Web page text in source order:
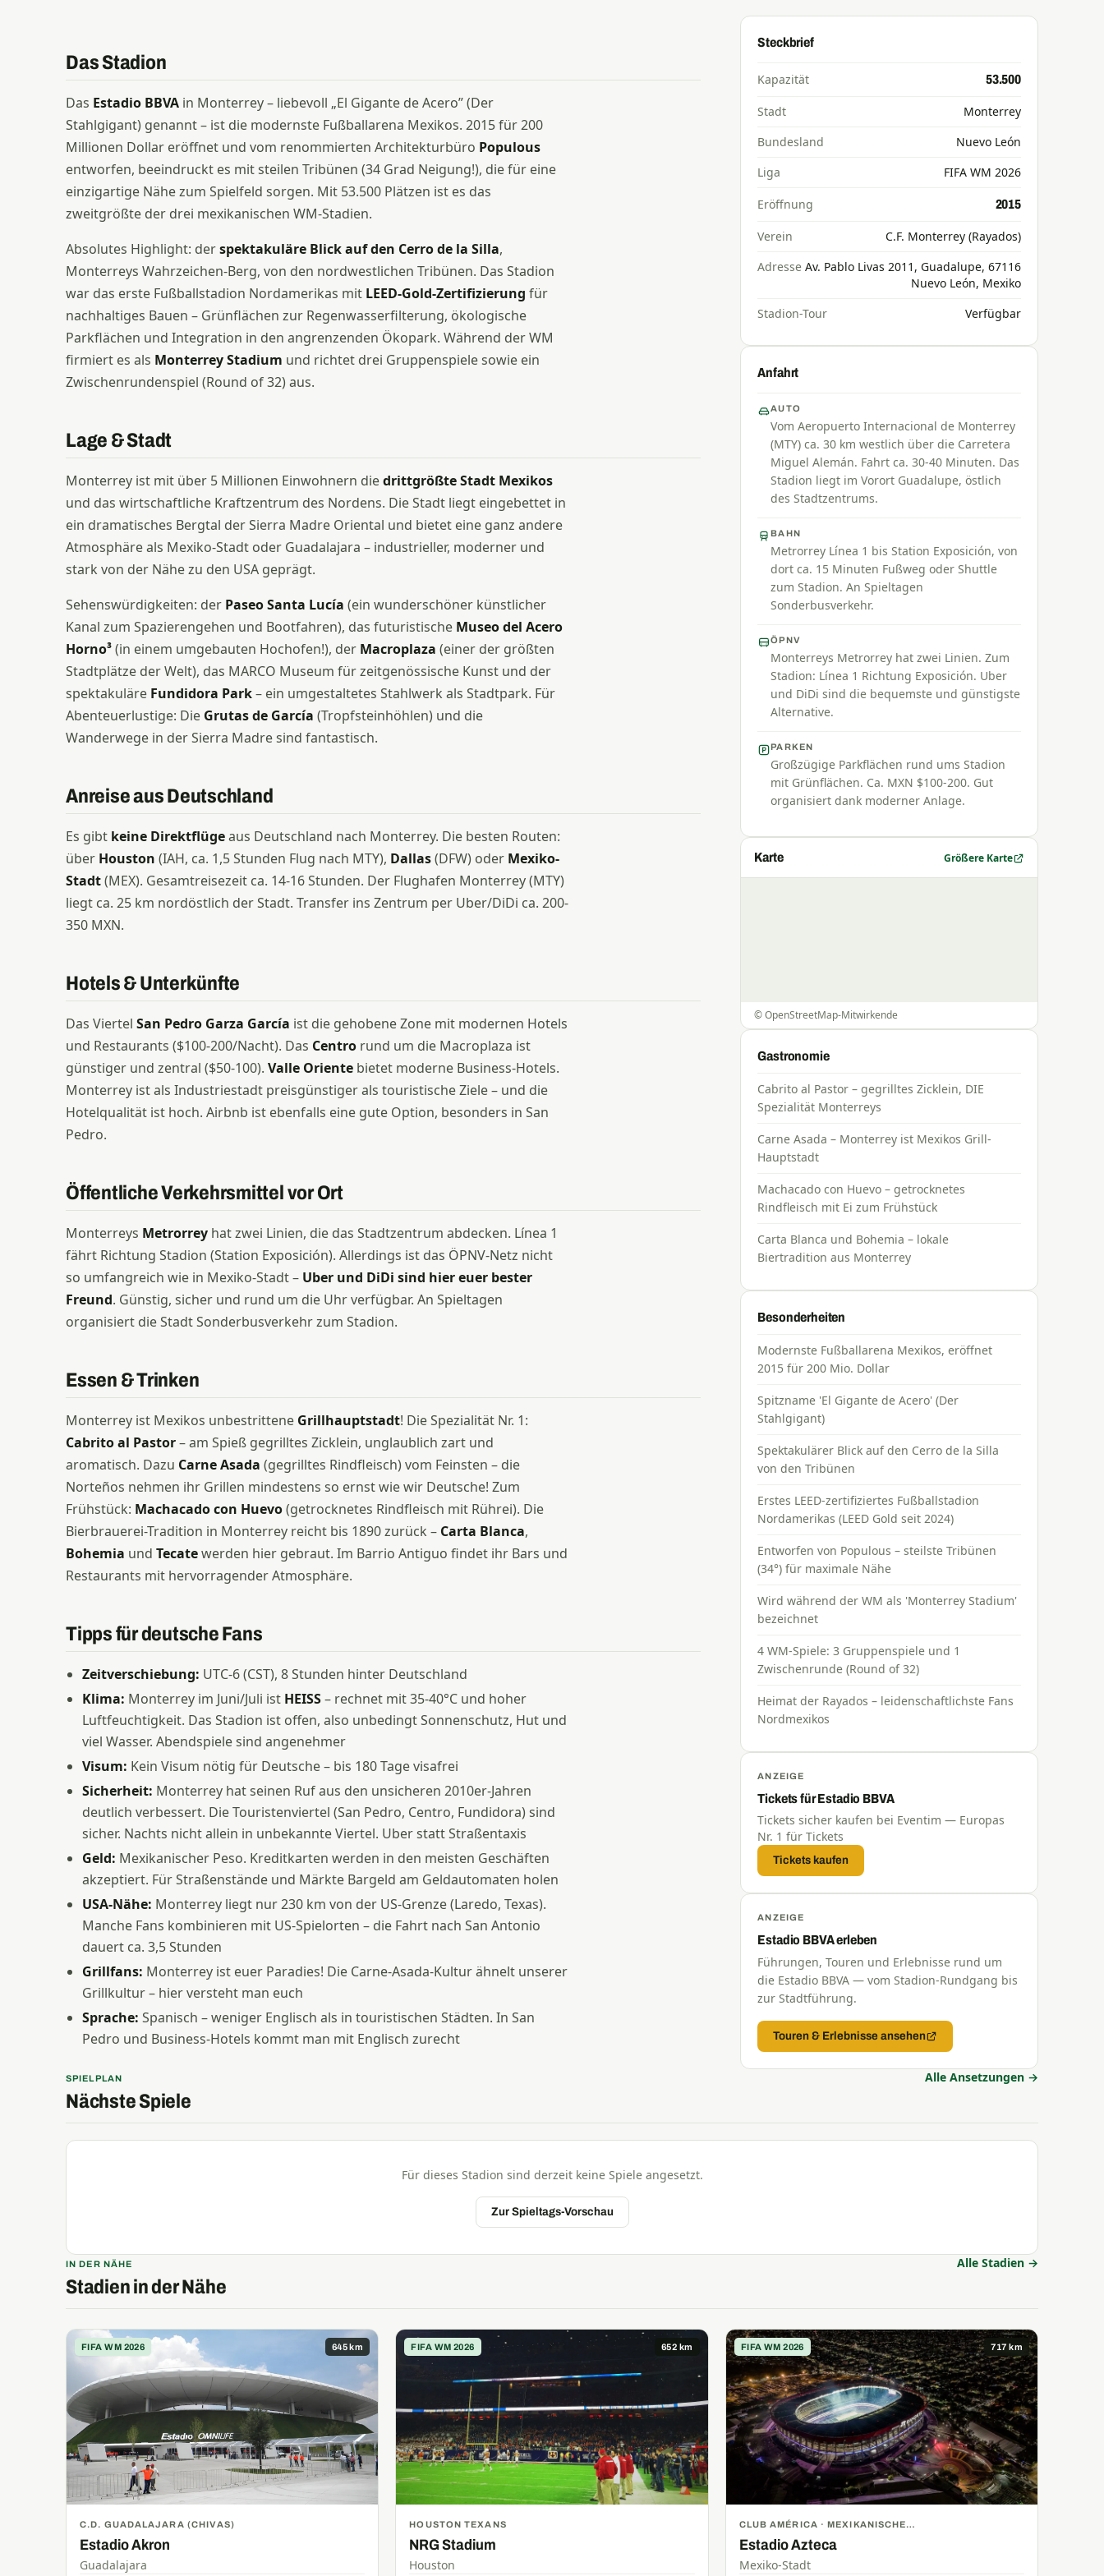
Das Stadion
Das Estadio BBVA in Monterrey – liebevoll „El Gigante de Acero” (Der
Stahlgigant) genannt – ist die modernste Fußballarena Mexikos. 2015 für 200
Millionen Dollar eröffnet und vom renommierten Architekturbüro Populous
entworfen, beeindruckt es mit steilen Tribünen (34 Grad Neigung!), die für eine
einzigartige Nähe zum Spielfeld sorgen. Mit 53.500 Plätzen ist es das
zweitgrößte der drei mexikanischen WM-Stadien.
Absolutes Highlight: derspektakuläre Blick auf den Cerro de la Silla,
Monterreys Wahrzeichen-Berg, von den nordwestlichen Tribünen. Das Stadion
war das erste Fußballstadion Nordamerikas mit LEED-Gold-Zertifizierung für
nachhaltiges Bauen – Grünflächen zur Regenwasserfilterung, ökologische
Parkflächen und Integration in den angrenzenden Ökopark. Während der WM
firmiert es als Monterrey Stadium und richtet drei Gruppenspiele sowie ein
Zwischenrundenspiel (Round of 32) aus.
Lage & Stadt
Monterrey ist mit über 5 Millionen Einwohnern diedrittgrößte Stadt Mexikos
und das wirtschaftliche Kraftzentrum des Nordens. Die Stadt liegt eingebettet in
ein dramatisches Bergtal der Sierra Madre Oriental und bietet eine ganz andere
Atmosphäre als Mexiko-Stadt oder Guadalajara – industrieller, moderner und
stark von der Nähe zu den USA geprägt.
Sehenswürdigkeiten: der Paseo Santa Lucía (ein wunderschöner künstlicher
Kanal zum Spazierengehen und Bootfahren), das futuristische Museo del Acero
Horno³(in einem umgebauten Hochofen!), der Macroplaza (einer der größten
Stadtplätze der Welt), das MARCO Museum für zeitgenössische Kunst und der
spektakuläre Fundidora Park– ein umgestaltetes Stahlwerk als Stadtpark. Für
Abenteuerlustige: Die Grutas de García (Tropfsteinhöhlen) und die
Wanderwege in der Sierra Madre sind fantastisch.
Anreise aus Deutschland
Es gibt keine Direktflügeaus Deutschland nach Monterrey. Die besten Routen:
über Houston (IAH, ca. 1,5 Stunden Flug nach MTY), Dallas(DFW) oder Mexiko-
Stadt(MEX). Gesamtreisezeit ca. 14-16 Stunden. Der Flughafen Monterrey (MTY)
liegt ca. 25 km nordöstlich der Stadt. Transfer ins Zentrum per Uber/DiDi ca. 200-
350 MXN.
Hotels & Unterkünfte
Das Viertel San Pedro Garza García ist die gehobene Zone mit modernen Hotels
und Restaurants ($100-200/Nacht). Das Centro rund um die Macroplaza ist
günstiger und zentral ($50-100). Valle Oriente bietet moderne Business-Hotels.
Monterrey ist als Industriestadt preisgünstiger als touristische Ziele – und die
Hotelqualität ist hoch. Airbnb ist ebenfalls eine gute Option, besonders in San
Pedro.
Öffentliche Verkehrsmittel vor Ort
Monterreys Metrorrey hat zwei Linien, die das Stadtzentrum abdecken. Línea 1
fährt Richtung Stadion (Station Exposición). Allerdings ist das ÖPNV-Netz nicht
so umfangreich wie in Mexiko-Stadt – Uber und DiDi sind hier euer bester
Freund. Günstig, sicher und rund um die Uhr verfügbar. An Spieltagen
organisiert die Stadt Sonderbusverkehr zum Stadion.
Essen & Trinken
Monterrey ist Mexikos unbestrittene Grillhauptstadt! Die Spezialität Nr. 1:
Cabrito al Pastor– am Spieß gegrilltes Zicklein, unglaublich zart und
aromatisch. Dazu Carne Asada (gegrilltes Rindfleisch) vom Feinsten – die
Norteños nehmen ihr Grillen mindestens so ernst wie wir Deutsche! Zum
Frühstück: Machacado con Huevo(getrocknetes Rindfleisch mit Rührei). Die
Bierbrauerei-Tradition in Monterrey reicht bis 1890 zurück – Carta Blanca,
Bohemia und Tecatewerden hier gebraut. Im Barrio Antiguo findet ihr Bars und
Restaurants mit hervorragender Atmosphäre.
Tipps für deutsche Fans
Zeitverschiebung: UTC-6 (CST), 8 Stunden hinter Deutschland
Klima: Monterrey im Juni/Juli ist HEISS– rechnet mit 35-40°C und hoher
Luftfeuchtigkeit. Das Stadion ist offen, also unbedingt Sonnenschutz, Hut und
viel Wasser. Abendspiele sind angenehmer
Visum: Kein Visum nötig für Deutsche – bis 180 Tage visafrei
Sicherheit: Monterrey hat seinen Ruf aus den unsicheren 2010er-Jahren
deutlich verbessert. Die Touristenviertel (San Pedro, Centro, Fundidora) sind
sicher. Nachts nicht allein in unbekannte Viertel. Uber statt Straßentaxis
Geld: Mexikanischer Peso. Kreditkarten werden in den meisten Geschäften
akzeptiert. Für Straßenstände und Märkte Bargeld am Geldautomaten holen
USA-Nähe: Monterrey liegt nur 230 km von der US-Grenze (Laredo, Texas).
Manche Fans kombinieren mit US-Spielorten – die Fahrt nach San Antonio
dauert ca. 3,5 Stunden
Grillfans: Monterrey ist euer Paradies! Die Carne-Asada-Kultur ähnelt unserer
Grillkultur – hier versteht man euch
Sprache: Spanisch – weniger Englisch als in touristischen Städten. In San
Pedro und Business-Hotels kommt man mit Englisch zurecht
Steckbrief
Kapazität 53.500
Stadt
Monterrey
Bundesland
Nuevo León
Liga
FIFA WM 2026
Eröffnung 2015
Verein
C.F. Monterrey (Rayados)
Adresse Av. Pablo Livas 2011, Guadalupe, 67116
Nuevo León, Mexiko
Stadion-Tour
Verfügbar
Anfahrt
AUTO
Vom Aeropuerto Internacional de Monterrey
(MTY) ca. 30 km westlich über die Carretera
Miguel Alemán. Fahrt ca. 30-40 Minuten. Das
Stadion liegt im Vorort Guadalupe, östlich
des Stadtzentrums.
BAHN
Metrorrey Línea 1 bis Station Exposición, von
dort ca. 15 Minuten Fußweg oder Shuttle
zum Stadion. An Spieltagen
Sonderbusverkehr.
ÖPNV
Monterreys Metrorrey hat zwei Linien. Zum
Stadion: Línea 1 Richtung Exposición. Uber
und DiDi sind die bequemste und günstigste
Alternative.
PARKEN
Großzügige Parkflächen rund ums Stadion
mit Grünflächen. Ca. MXN $100-200. Gut
organisiert dank moderner Anlage.
Karte Größere Karte
©OpenStreetMap-Mitwirkende
Gastronomie
Cabrito al Pastor – gegrilltes Zicklein, DIE
Spezialität Monterreys
Carne Asada – Monterrey ist Mexikos Grill-
Hauptstadt
Machacado con Huevo – getrocknetes
Rindfleisch mit Ei zum Frühstück
Carta Blanca und Bohemia – lokale
Biertradition aus Monterrey
Besonderheiten
Modernste Fußballarena Mexikos, eröffnet
2015 für 200 Mio. Dollar
Spitzname 'El Gigante de Acero' (Der
Stahlgigant)
Spektakulärer Blick auf den Cerro de la Silla
von den Tribünen
Erstes LEED-zertifiziertes Fußballstadion
Nordamerikas (LEED Gold seit 2024)
Entworfen von Populous – steilste Tribünen
(34°) für maximale Nähe
Wird während der WM als 'Monterrey Stadium'
bezeichnet
4 WM-Spiele: 3 Gruppenspiele und 1
Zwischenrunde (Round of 32)
Heimat der Rayados – leidenschaftlichste Fans
Nordmexikos
ANZEIGE
Tickets für Estadio BBVA
Tickets sicher kaufen bei Eventim — Europas
Nr. 1 für Tickets
Tickets kaufen
ANZEIGE
Estadio BBVA erleben
Führungen, Touren und Erlebnisse rund um
die Estadio BBVA — vom Stadion-Rundgang bis
zur Stadtführung.
Touren & Erlebnisse ansehen
SPIELPLAN
Nächste Spiele
Alle Ansetzungen →
Für dieses Stadion sind derzeit keine Spiele angesetzt.
Zur Spieltags-Vorschau
IN DER NÄHE
Stadien in der Nähe
Alle Stadien →
FIFA WM 2026 645 km
C.D. GUADALAJARA (CHIVAS)
Estadio Akron
Guadalajara
FIFA WM 2026 652 km
HOUSTON TEXANS
NRG Stadium
Houston
FIFA WM 2026 717 km
CLUB AMÉRICA · MEXIKANISCHE
NATIONALMANNSCHAFT
Estadio Azteca
Mexiko-Stadt